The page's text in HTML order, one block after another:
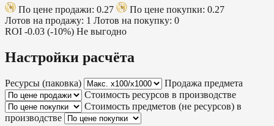
По цене продажи: 0.27
По цене покупки: 0.27
Лотов на продажу: 1 Лотов на покупку: 0
ROI -0.03 (-10%) Не выгодно
Настройки расчёта
Ресурсы (паковка)
Продажа предмета
Стоимость ресурсов в производстве
Стоимость предметов (не ресурсов) в
производстве